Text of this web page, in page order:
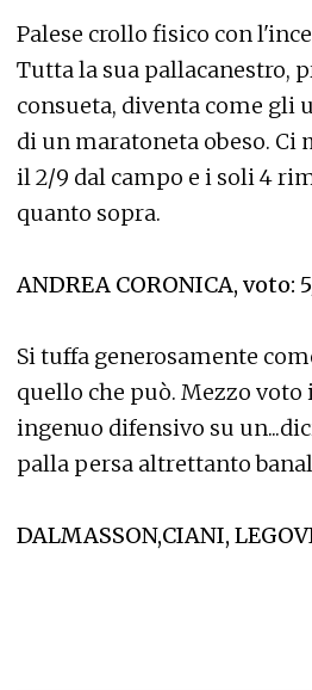
Palese crollo fisico con
Tutta la sua pallacanestro,
consueta, diventa come
di un maratoneta obeso. Ci
il 2/9 dal campo e i soli 4
quanto sopra.
ANDREA CORONICA, voto:
Si tuffa generosamente
quello che può. Mezzo
ingenuo difensivo su
palla persa altrettanto
DALMASSON,CIANI,